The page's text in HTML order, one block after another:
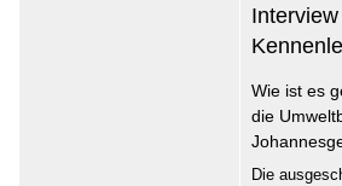
Wie ist es
die
Die